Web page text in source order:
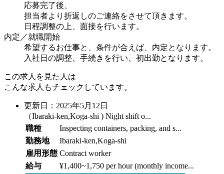
応募完了後、
担当者より折返しのご連絡をさせて頂きます。
日程調整の上、面接を行います。
内定／就職開始
希望するお仕事と、条件が合えば、内定となります。
入社日の調整、手続きを行い、初出勤となります。
この求人を見た人は
こんな求人もチェックしています。
更新日：2025年5月12日
（Ibaraki-ken,Koga-shi ) Night shift o...
職種
Inspecting containers, packing, and s...
勤務地
Ibaraki-ken,Koga-shi
雇用形態 Contract worker
給与
¥1,400~1,750 per hour (monthly income...